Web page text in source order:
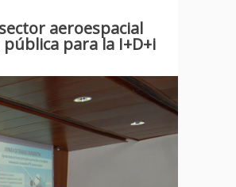
aeroespacial
para la I+D+i